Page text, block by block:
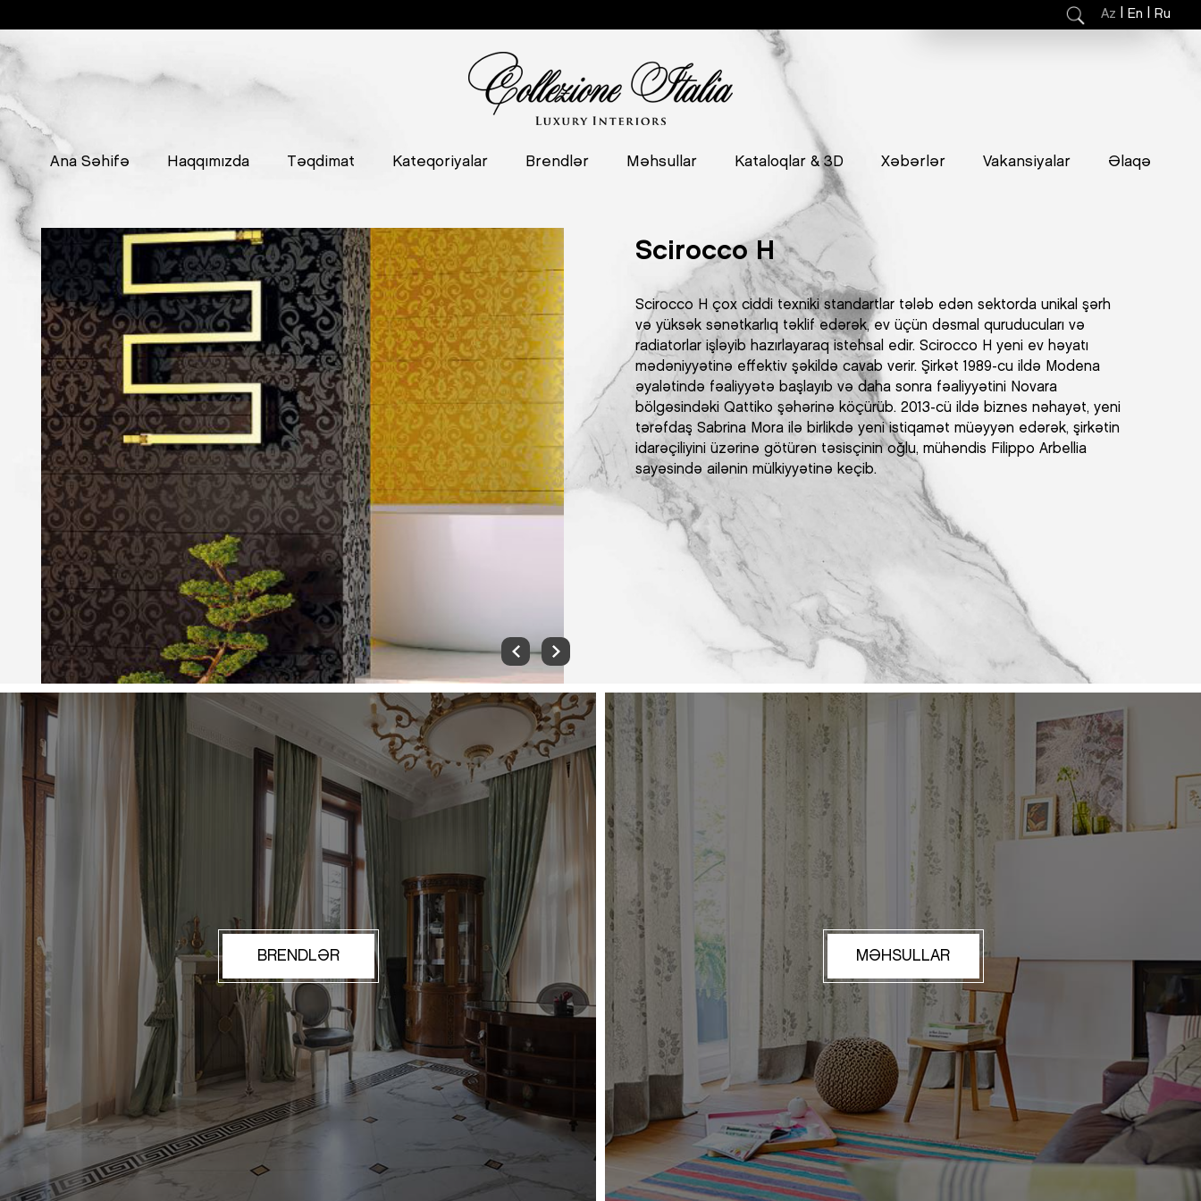
Az En Ru
Ana Səhifə Haqqımızda Təqdimat Kateqoriyalar Brendlər Məhsullar Kataloqlar & 3D Xəbərlər Vakansiyalar Əlaqə
Scirocco H
Scirocco H çox ciddi texniki standartlar tələb edən sektorda unikal şərh
və yüksək sənətkarlıq təklif edərək, ev üçün dəsmal quruducuları və
radiatorlar işləyib hazırlayaraq istehsal edir. Scirocco H yeni ev həyatı
mədəniyyətinə effektiv şəkildə cavab verir. Şirkət 1989-cu ildə Modena
əyalətində fəaliyyətə başlayıb və daha sonra fəaliyyətini Novara
bölgəsindəki Qattiko şəhərinə köçürüb. 2013-cü ildə biznes nəhayət, yeni
tərəfdaş Sabrina Mora ilə birlikdə yeni istiqamət müəyyən edərək, şirkətin
idarəçiliyini üzərinə götürən təsisçinin oğlu, mühəndis Filippo Arbellia
sayəsində ailənin mülkiyyətinə keçib.
BRENDLƏR MƏHSULLAR